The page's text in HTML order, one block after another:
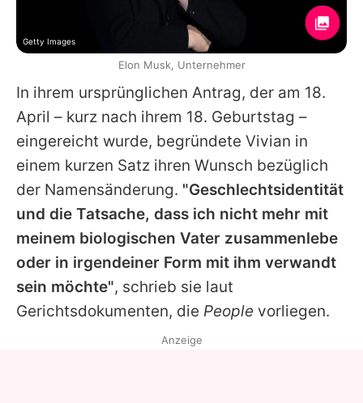
In ihrem ursprünglichen Antrag, der am 18.
April – kurz nach ihrem 18. Geburtstag –
eingereicht wurde, begründete Vivian in
einem kurzen Satz ihren Wunsch bezüglich
der Namensänderung. "Geschlechtsidentität
und die Tatsache, dass ich nicht mehr mit
meinem biologischen Vater zusammenlebe
oder in irgendeiner Form mit ihm verwandt
sein möchte", schrieb sie laut
Gerichtsdokumenten, die People vorliegen.
Getty Images
Elon Musk, Unternehmer
Anzeige